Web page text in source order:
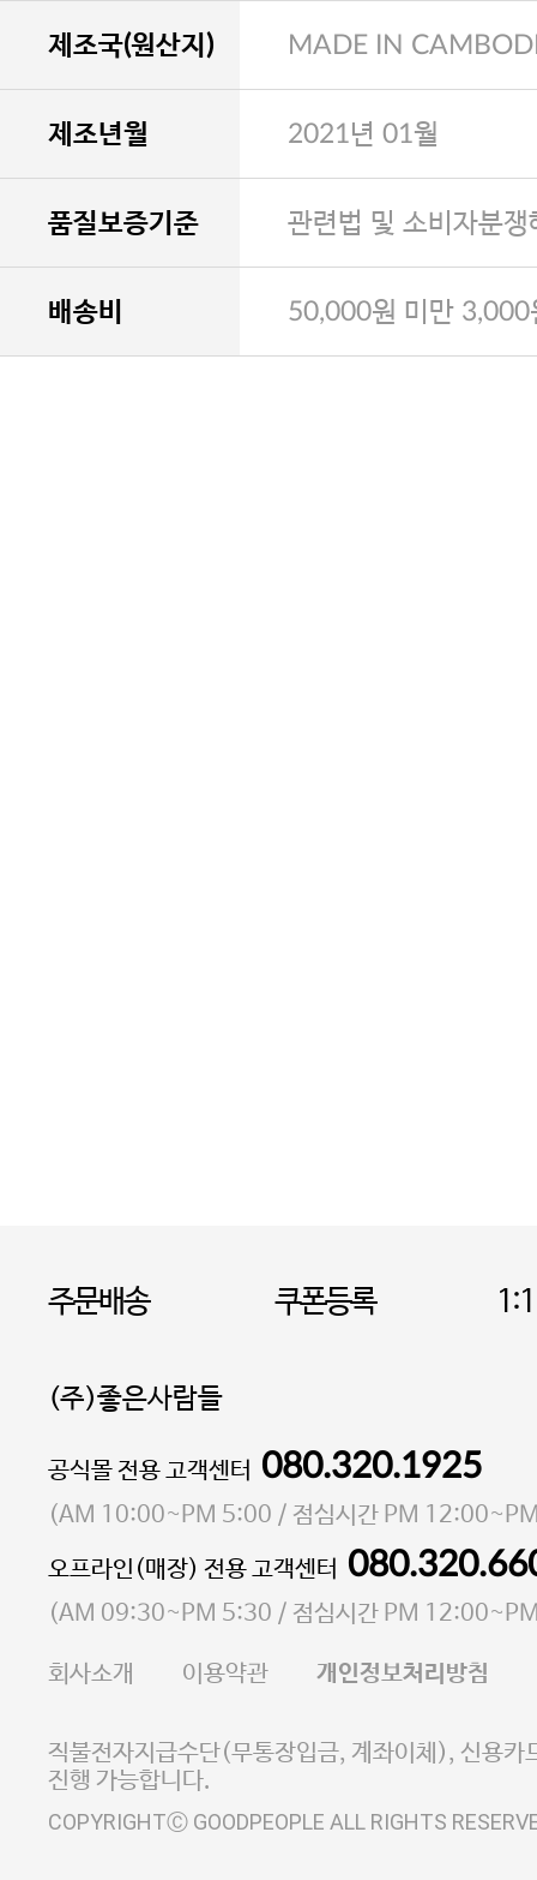
제조국(원산지) MADE IN
제조년월 2021년 01월
품질보증기준 관련법 및 소비자분
배송비 50,000원 미만 3,000
주문배송 쿠폰등록
(주)좋은사람들
대표 이성현,박영환| 개인정보관리책임자 김상현
소재지 서울특별시 마포구 마포대로4다길 41 마포
통신판매업 신고번호 2023-서울마포-3931호
사업자등록번호 105-81-58242
E-MAIL goodpeople@gpin.co.kr
사업자정보확인
이니시스 에스크로 서비
공식몰 전용 고객센터 080.320.1925
(AM 10:00~PM 5:00 / 점심시간 PM
오프라인(매장) 전용 고객센터
(AM 09:30~PM 5:30 / 점심시간 PM
회사소개 이용약관 개인정보처리방침
직불전자지급수단(무통장입금, 계좌이체), 신용카
진행 가능합니다.
COPYRIGHTⒸ GOODPEOPLE ALL RIGHTS